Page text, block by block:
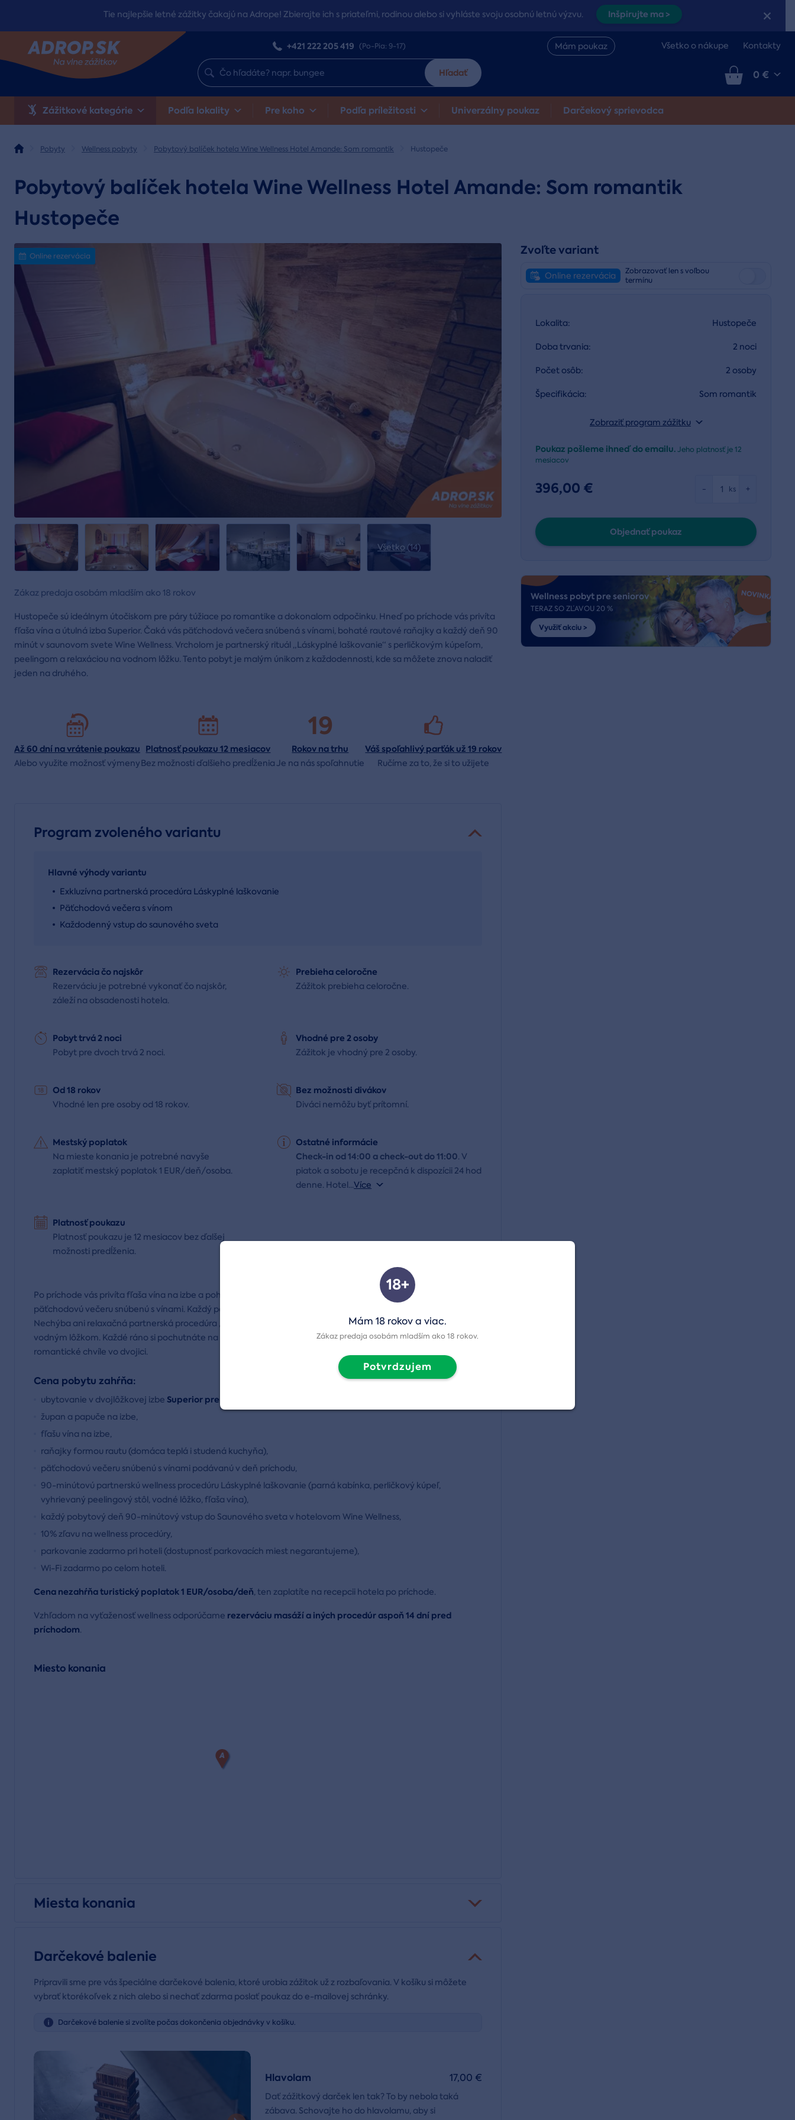
Tie najlepšie letné zážitky čakajú na Adrope! Zbierajte ich s priateľmi, rodinou alebo si vyhláste svoju osobnú letnú výzvu. Inšpirujte ma >
+421 222 205 419 (Po-Pia: 9-17) Mám poukaz Všetko o nákupe Kontakty
Hľadať 0 €
Zážitkové kategórie Podľa lokality Pre koho Podľa príležitosti Univerzálny poukaz Darčekový sprievodca
Pobyty Wellness pobyty Pobytový balíček hotela Wine Wellness Hotel Amande: Som romantik Hustopeče
Pobytový balíček hotela Wine Wellness Hotel Amande: Som romantik
Hustopeče
Online rezervácia
Všetko (14)
Zvoľte variant
Online rezervácia
Zobrazovať len s voľbou
termínu
Lokalita: Hustopeče
Doba trvania: 2 noci
Počet osôb: 2 osoby
Špecifikácia: Som romantik
Zobraziť program zážitku
Poukaz pošleme ihneď do emailu.Jeho platnosť je12
mesiacov
- +
ks
396,00 €
Objednať poukaz
Wellness pobyt pre seniorov
TERAZ SO ZĽAVOU 20 %
Využiť akciu >
Zákaz predaja osobám mladším ako 18 rokov
Hustopeče sú ideálnym útočiskom pre páry túžiace po romantike a dokonalom odpočinku. Hneď po príchode vás privíta
fľaša vína a útulná izba Superior. Čaká vás päťchodová večera snúbená s vínami, bohaté rautové raňajky a každý deň 90
minút v saunovom svete Wine Wellness. Vrcholom je partnerský rituál „Láskyplné laškovanie“ s perličkovým kúpeľom,
peelingom a relaxáciou na vodnom lôžku. Tento pobyt je malým únikom z každodennosti, kde sa môžete znova naladiť
jeden na druhého.
Až 60 dní na vrátenie poukazu
Alebo využite možnosť výmeny
Platnosť poukazu 12 mesiacov
Bez možnosti ďalšieho predĺženia
19
Rokov natrhu
Je na násspoľahnutie
Váš spoľahlivý parťák už 19 rokov
Ručíme za to,že si to užijete
Program zvoleného variantu
Hlavné výhody variantu
Exkluzívna partnerská procedúra Láskyplné laškovanie
Päťchodová večera s vínom
Každodenný vstup do saunového sveta
Rezervácia čo najskôr
Rezerváciu je potrebné vykonať čo najskôr,
záleží na obsadenosti hotela.
Prebieha celoročne
Zážitok prebieha celoročne.
Pobyt trvá 2 noci
Pobyt pre dvoch trvá 2 noci.
Vhodné pre 2 osoby
Zážitok je vhodný pre 2 osoby.
Od 18 rokov
Vhodné len pre osoby od 18 rokov.
Bez možnosti divákov
Diváci nemôžu byť prítomní.
Mestský poplatok
Na mieste konania je potrebné navyše
zaplatiť mestský poplatok 1 EUR/deň/osoba.
Ostatné informácie
Check-in od 14:00 a check-out do 11:00. V
piatok a sobotu je recepčná k dispozícii 24 hod
denne. Hotel...Více
Platnosť poukazu
Platnosť poukazu je 12 mesiacov bez ďalšej
možnosti predĺženia.
Po príchode vás privíta fľaša vína na izbe a pohodlie dvojlôžkovej izby Superior. V deň príchodu si vychutnáte
päťchodovú večeru snúbenú s vínami. Každý pobytový deň vás čaká 90 minút v saunovom svete Wine Wellness.
Nechýba ani relaxačná partnerská procedúra „Láskyplné laškovanie“ s perličkovým kúpeľom, peelingom aj
vodným lôžkom. Každé ráno si pochutnáte na bohatých rautových raňajkách. Celý pobyt je ako stvorený pre
romantické chvíle vo dvojici.
Cena pobytu zahŕňa:
ubytovanie v dvojlôžkovej izbe Superior pre 2 osoby na 2 noci
župan a papuče na izbe,
fľašu vína na izbe,
raňajky formou rautu (domáca teplá i studená kuchyňa),
päťchodovú večeru snúbenú s vínami podávanú v deň príchodu,
90-minútovú partnerskú wellness procedúru Láskyplné laškovanie (parná kabínka, perličkový kúpeľ,
vyhrievaný peelingový stôl, vodné lôžko, fľaša vína),
každý pobytový deň 90-minútový vstup do Saunového sveta v hotelovom Wine Wellness,
10% zľavu na wellness procedúry,
parkovanie zadarmo pri hoteli (dostupnosť parkovacích miest negarantujeme),
Wi-Fi zadarmo po celom hoteli.
Cena nezahŕňa turistický poplatok 1 EUR/osoba/deň, ten zaplatíte na recepcii hotela po príchode.
Vzhľadom na vyťaženosť wellness odporúčame rezerváciu masáží a iných procedúr aspoň 14 dní pred
príchodom.
Miesto konania
Miesta konania
Darčekové balenie
Pripravili sme pre vás špeciálne darčekové balenia, ktoré urobia zážitok už z rozbaľovania. V košíku si môžete
vybrať ktorékoľvek z nich alebo si nechať zdarma poslať poukaz do e-mailovej schránky.
Darčekové balenie si zvolíte počas dokončenia objednávky v košíku.
Hlavolam
Dať zážitkový darček len tak? To by nebola taká
zábava. Schovajte ho do hlavolamu, aby si
17,00 €
18+
Mám 18 rokov a viac.
Zákaz predaja osobám mladším ako 18 rokov.
Potvrdzujem